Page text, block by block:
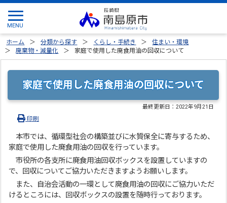
ホーム 分類から探す くらし・手続き
住まい・環境
廃棄物・減量化
家庭で使用した廃食用油の回収について
家庭で使用した廃食用油の回収について
最終更新日：2022年9月21日
印刷
本市では、循環型社会の構築並びに水質保全に寄与するため、
家庭で使用した廃食用油の回収を行っています。
市役所の各支所に廃食用油回収ボックスを設置していますの
で、回収についてご協力いただきますようお願いします。
また、自治会活動の一環として廃食用油の回収にご協力いただ
けるところには、回収ボックスの設置を随時行っております。